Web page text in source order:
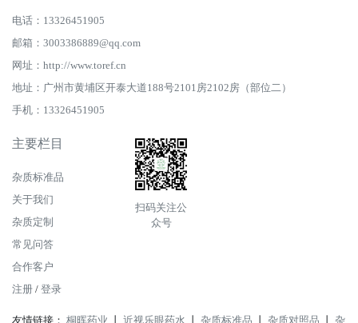
电话：13326451905
邮箱：3003386889@qq.com
网址：http://www.toref.cn
地址：广州市黄埔区开泰大道188号2101房2102房（部位二）
手机：13326451905
主要栏目
杂质标准品
关于我们
杂质定制
常见问答
合作客户
注册 / 登录
扫码关注公
众号